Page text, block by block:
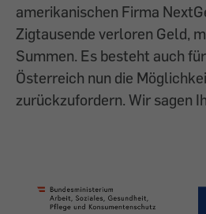
amerikanischen Firma
Zigtausende verloren Geld,
Summen. Es besteht auch
Österreich nun die
zurückzufordern. Wir sagen